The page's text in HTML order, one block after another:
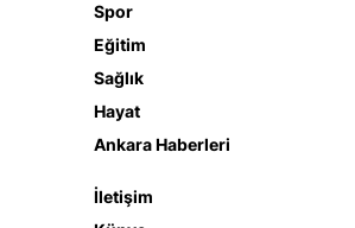
Spor
Eğitim
Sağlık
Hayat
Ankara Haberleri
İletişim